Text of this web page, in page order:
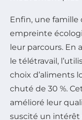
Enfin, une famille
empreinte
leur parcours. En
le télétravail,
choix d’aliments
chuté de 30 %.
amélioré leur
suscité un intérêt